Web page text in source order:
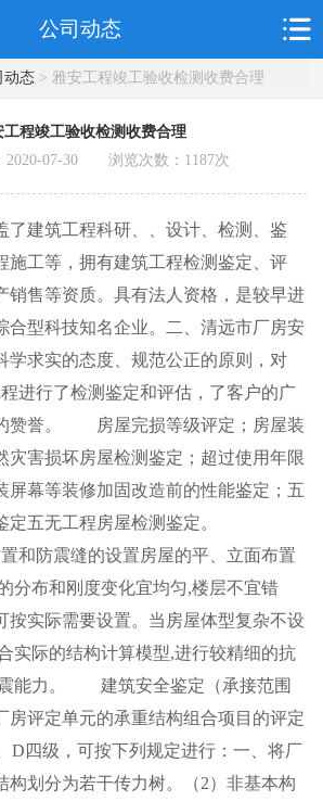
公司动态
动态> 雅安工程竣工验收检测收费合理
工程竣工验收检测收费合理
2020-07-30 浏览次数： 1187次
建筑工程科研、、设计、检测、鉴
施工等，拥有建筑工程检测鉴定、评
销售等资质。具有法人资格，是较早进
合型科技知名企业。二、清远市厂房安
学求实的态度、规范公正的原则，对
进行了检测鉴定和评估，了客户的广
赞誉。 房屋完损等级评定；房屋装
灾害损坏房屋检测鉴定；超过使用年限
屏幕等装修加固改造前的性能鉴定；五
五无工程房屋检测鉴定。
防震缝的设置房屋的平、立面布置
分布和刚度变化宜均匀,楼层不宜错
按实际需要设置。当房屋体型复杂不设
实际的结构计算模型,进行较精细的抗
震能力。 建筑安全鉴定（承接范围
房评定单元的承重结构组合项目的评定
D四级，可按下列规定进行：一、将厂
构划分为若干传力树。（2）非基本构